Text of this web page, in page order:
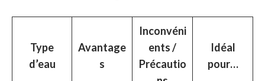
Type
d’eau
Avantage
s
Inconvéni
ents /
Précautio
Idéal
pour…